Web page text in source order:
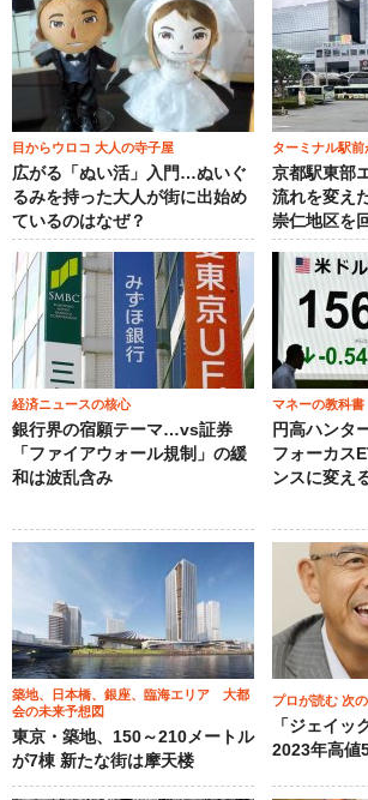
目からウロコ 大人の寺子屋
広がる「ぬい活」入門…ぬいぐ
るみを持った大人が街に出始め
ているのはなぜ？
ターミナル駅
京都駅東部
流れを変え
崇仁地区を
経済ニュースの核心
銀行界の宿願テーマ…vs証券
「ファイアウォール規制」の緩
和は波乱含み
マネーの教科書
円高ハンタ
フォーカス
ンスに変え
築地、日本橋、銀座、臨海エリア 大都
会の未来予想図
東京・築地、150～210メートル
が7棟 新たな街は摩天楼
プロが読む 次
「ジェイッ
2023年高値